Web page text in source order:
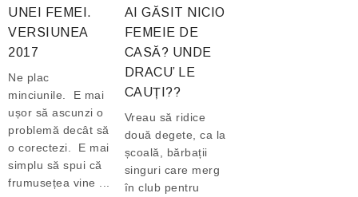
UNEI FEMEI.
VERSIUNEA
2017
Ne plac
minciunile. E mai
ușor să ascunzi o
problemă decât să
o corectezi. E mai
simplu să spui că
frumusețea vine ...
AI GĂSIT NICIO
FEMEIE DE
CASĂ? UNDE
DRACU’ LE
CAUȚI??
Vreau să ridice
două degete, ca la
școală, bărbații
singuri care merg
în club pentru